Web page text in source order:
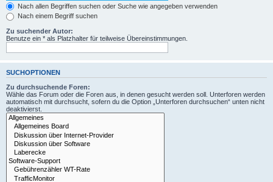
Nach allen Begriffen suchen oder Suche wie angegeben verwenden
Nach einem Begriff suchen
Zu suchender Autor:
Benutze ein * als Platzhalter für teilweise Übereinstimmungen.
SUCHOPTIONEN
Zu durchsuchende Foren:
Wähle das Forum oder die Foren aus, in denen gesucht werden soll. Unterforen werden
automatisch mit durchsucht, sofern du die Option „Unterforen durchsuchen“ unten nicht
deaktivierst.